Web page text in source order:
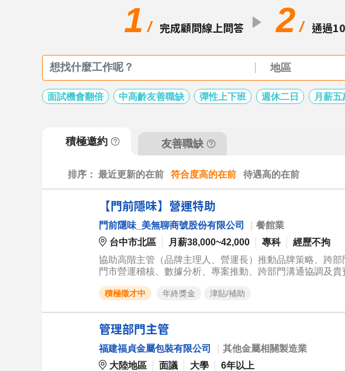
1 / 完成顧問線上問答 2 / 通過
地區
面試機會翻倍 中高齡友善職缺 彈性上下班 週休二日 月薪五
積極邀約 友善職缺
排序： 最近更新的在前 符合度高的在前 待遇高的在前
【門前隱味】營運特助
門前隱味_美無聊商號股份有限公司
餐館業
台中市北區
月薪38,000~42,000 專科
經歷不拘
協助高階主管（品牌主理人、營運長）推動品牌策略、跨
門市營運稽核、數據分析、專案推動、跨部門溝通協調及
並落實執行。 ◆跨部門協調與監督： 擔任餐飲門市、廚房、行政、採購等部門的溝通橋樑，監督各專案進度，確
◆績效分析： 分析營運報表（如營業額、毛利率、損耗率），找出
與維護 ◆顧客關係管理： 管理客訴處理、VIP客戶關係，維護品牌形象。 ◆內部溝通橋樑：
達至前線門市，並將現場回饋意見反饋給經營層。
積極徵才中 年終獎金 津貼/補助
管理部門主管
福建福貞金屬包裝有限公司
其他金屬相關製造業
大陸地區
面議 大學
6年以上